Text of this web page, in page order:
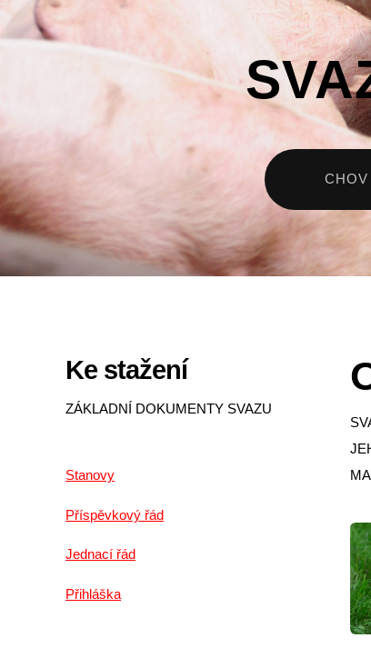
CHOV
Ke stažení
ZÁKLADNÍ DOKUMENTY SVAZU
Stanovy
Příspěvkový řád
Jednací řád
Přihláška